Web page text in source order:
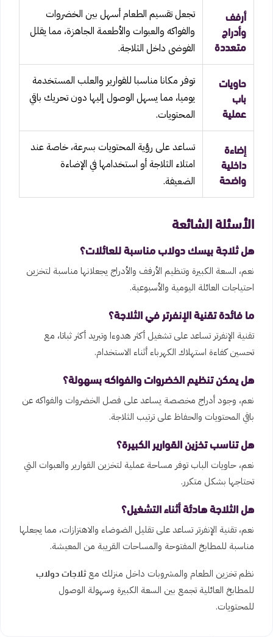
أرفف
وأدراج
متعددة
تجعل تقسيم الطعام أسهل بين الخضروات
والفواكه والعبوات والأطعمة الجاهزة، مما يقلل
الفوضى داخل الثلاجة.
حاويات
باب
عملية
توفر مكانا مناسبا للقوارير والعلب المستخدمة
يوميا، مما يسهل الوصول إليها دون تحريك باقي
المحتويات.
إضاءة
داخلية
واضحة
تساعد على رؤية المحتويات بسرعة، خاصة عند
امتلاء الثلاجة أو استخدامها في الإضاءة
الضعيفة.
الأسئلة الشائعة
هل ثلاجة بيسك دولاب مناسبة للعائلات؟
نعم، السعة الكبيرة وتنظيم الأرفف والأدراج يجعلانها مناسبة لتخزين
احتياجات العائلة اليومية والأسبوعية.
ما فائدة تقنية الإنفرتر في الثلاجة؟
تقنية الإنفرتر تساعد على تشغيل أكثر هدوءا وتبريد أكثر ثباتا، مع
تحسين كفاءة استهلاك الكهرباء أثناء الاستخدام.
هل يمكن تنظيم الخضروات والفواكه بسهولة؟
نعم، وجود أدراج مخصصة يساعد على فصل الخضروات والفواكه عن
باقي المحتويات والحفاظ على ترتيب الثلاجة.
هل تناسب تخزين القوارير الكبيرة؟
نعم، حاويات الباب توفر مساحة عملية لتخزين القوارير والعبوات التي
تحتاجها بشكل متكرر.
هل الثلاجة هادئة أثناء التشغيل؟
نعم، تقنية الإنفرتر تساعد على تقليل الضوضاء والاهتزازات، مما يجعلها
مناسبة للمطابخ المفتوحة والمساحات القريبة من المعيشة.
نظم تخزين الطعام والمشروبات داخل منزلك معثلاجات دولاب
للمطابخ العائلية تجمع بين السعة الكبيرة وسهولة الوصول
للمحتويات.